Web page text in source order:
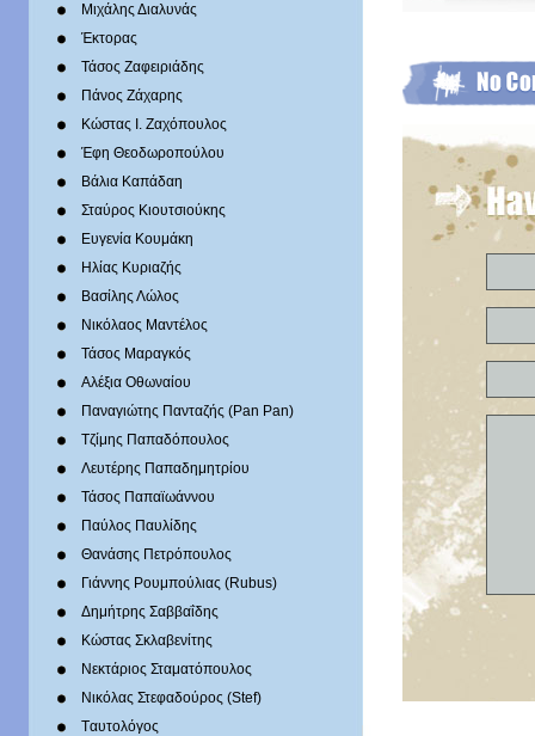
Mιχάλης Διαλυνάς
Έκτορας
Τάσος Ζαφειριάδης
Πάνος Ζάχαρης
Κώστας Ι. Ζαχόπουλoς
Έφη Θεοδωροπούλου
Βάλια Καπάδαη
Σταύρος Κιουτσιούκης
Ευγενία Κουμάκη
Ηλίας Κυριαζής
Βασίλης Λώλος
Νικόλαος Μαντέλος
Τάσος Μαραγκός
Αλέξια Οθωναίου
Παναγιώτης Πανταζής (Pan Pan)
Τζίμης Παπαδόπουλος
Λευτέρης Παπαδημητρίου
Τάσος Παπαϊωάννου
Παύλος Παυλίδης
Θανάσης Πετρόπουλος
Γιάννης Ρουμπούλιας (Rubus)
Δημήτρης Σαββαΐδης
Κώστας Σκλαβενίτης
Νεκτάριος Σταματόπουλος
Νικόλας Στεφαδούρος (Stef)
Tαυτολόγος